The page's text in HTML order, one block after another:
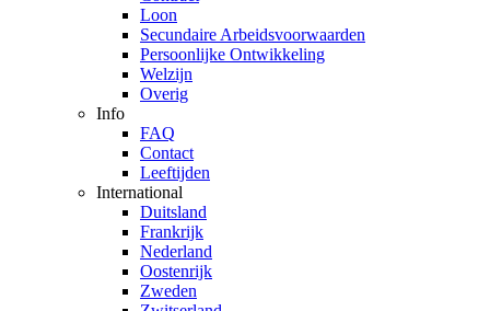
Loon
Secundaire Arbeidsvoorwaarden
Persoonlijke Ontwikkeling
Welzijn
Overig
Info
FAQ
Contact
Leeftijden
International
Duitsland
Frankrijk
Nederland
Oostenrijk
Zweden